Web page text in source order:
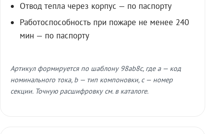
Отвод тепла через корпус — по паспорту
Работоспособность при пожаре не менее 240
мин — по паспорту
Артикул формируется по шаблону 98ab8c, где a — код
номинального тока, b — тип компоновки, c — номер
секции. Точную расшифровку см. в каталоге.